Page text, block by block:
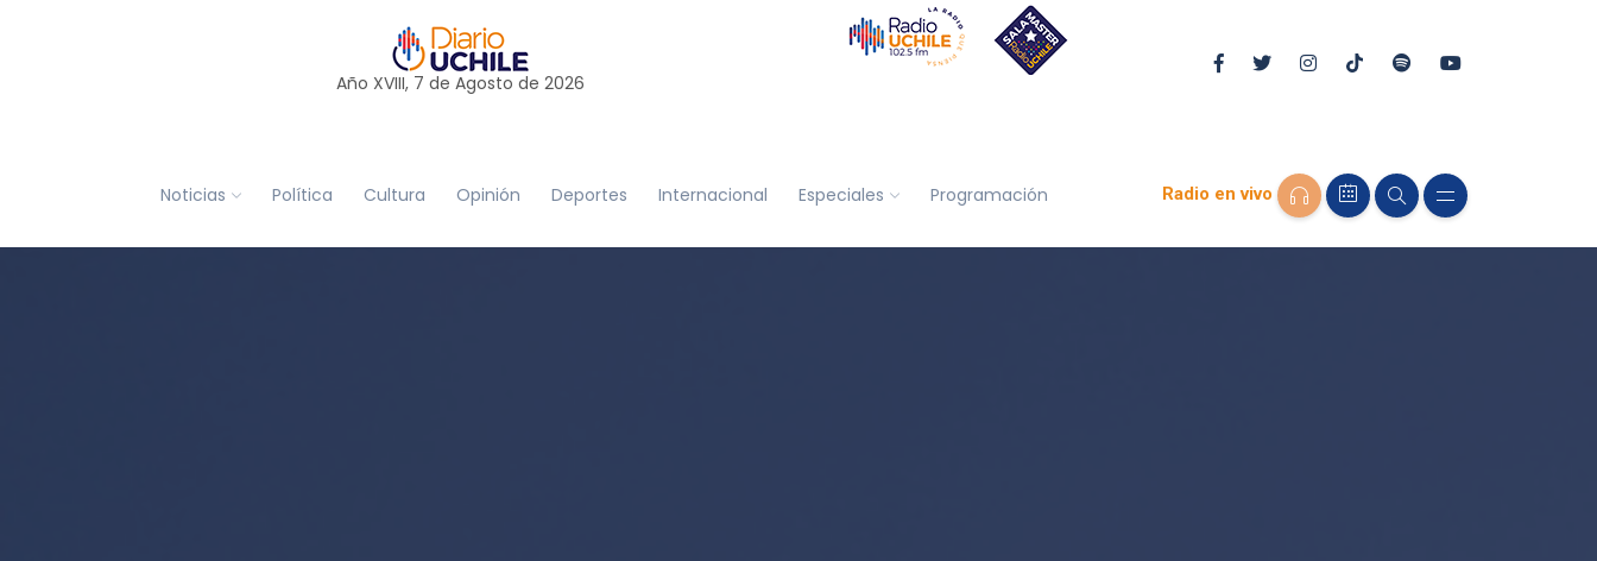
Año XVIII, 7 de Agosto de 2026
Noticias Política Cultura Opinión Deportes Internacional Especiales Programación Radio en vivo